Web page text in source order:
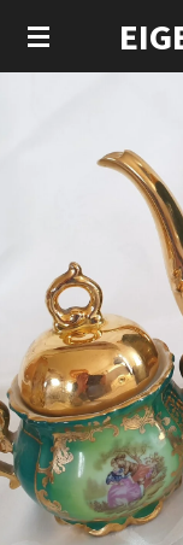
Zum
Hauptinhalt